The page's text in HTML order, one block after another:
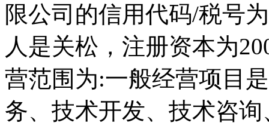
限公司的信用代码/税号
人是关松，注册资本为
营范围为:一般经营项目
务、技术开发、技术咨